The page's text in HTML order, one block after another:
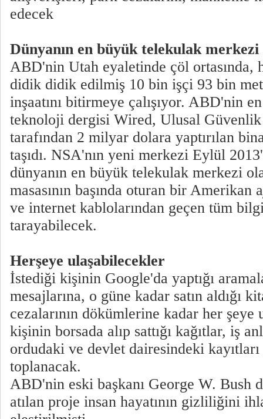
edecek
Dünyanın en büyük telekulak merkezi
ABD'nin Utah eyaletinde çöl ortasında,
didik didik edilmiş 10 bin işçi 93 bin
inşaatını bitirmeye çalışıyor. ABD'nin
teknoloji dergisi Wired, Ulusal
tarafından 2 milyar dolara yaptırılan
taşıdı. NSA'nın yeni merkezi Eylül
dünyanın en büyük telekulak merkezi
masasının başında oturan bir Amerikan
ve internet kablolarından geçen tüm
tarayabilecek.
Herşeye ulaşabilecekler
İstediği kişinin Google'da yaptığı
mesajlarına, o güne kadar satın aldığı
cezalarının dökümlerine kadar her şeye
kişinin borsada alıp sattığı kağıtlar, iş
ordudaki ve devlet dairesindeki
toplanacak.
ABD'nin eski başkanı George W. Bush
atılan proje insan hayatının gizliliğini